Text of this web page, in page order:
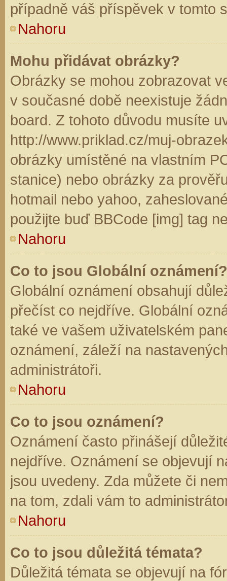
případně váš příspěvek v tomto
Nahoru
Mohu přidávat obrázky?
Obrázky se mohou zobrazovat
v současné době neexistuje
board. Z tohoto důvodu musíte
http://www.priklad.cz/muj-
obrázky umístěné na vlastním
stanice) nebo obrázky za
hotmail nebo yahoo,
použijte buď BBCode [img] tag
Nahoru
Co to jsou Globální oznámení?
Globální oznámení obsahují
přečíst co nejdříve. Globální
také ve vašem uživatelském
oznámení, záleží na
administrátoři.
Nahoru
Co to jsou oznámení?
Oznámení často přinášejí
nejdříve. Oznámení se objevují
jsou uvedeny. Zda můžete či
na tom, zdali vám to
Nahoru
Co to jsou důležitá témata?
Důležitá témata se objevují na